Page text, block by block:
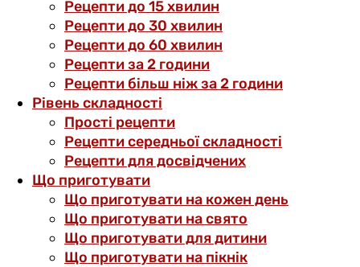
Рецепти до 15 хвилин
Рецепти до 30 хвилин
Рецепти до 60 хвилин
Рецепти за 2 години
Рецепти більш ніж за 2 години
Рівень складності
Прості рецепти
Рецепти середньої складності
Рецепти для досвідчених
Що приготувати
Що приготувати на кожен день
Що приготувати на свято
Що приготувати для дитини
Що приготувати на пікнік